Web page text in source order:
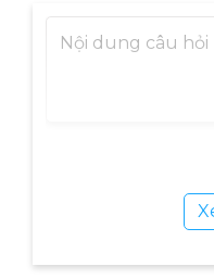
cao thấp hoặc
sau. Chất liệu êm
dài. Với khả
thành viên trong